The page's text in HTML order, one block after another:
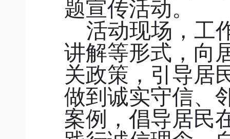
题宣传活动。
活动现场，工
讲解等形式，向
关政策，引导居
做到诚实守信、
案例，倡导居民